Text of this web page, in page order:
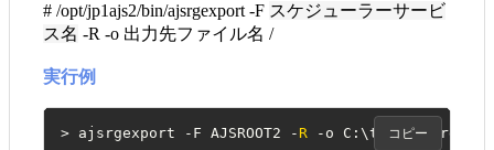
# /opt/jp1ajs2/bin/ajsrgexport -F スケジューラーサービ
ス名 -R -o 出力先ファイル名 /
実行例
> ajsrgexport -F AJSROOT2 - R -o コピー